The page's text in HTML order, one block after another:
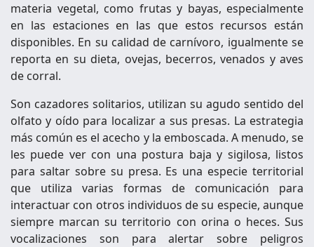
materia vegetal, como frutas y bayas, especialmente
en las estaciones en las que estos recursos están
disponibles. En su calidad de carnívoro, igualmente se
reporta en su dieta, ovejas, becerros, venados y aves
de corral.
Son cazadores solitarios, utilizan su agudo sentido del
olfato y oído para localizar a sus presas. La estrategia
más común es el acecho y la emboscada. A menudo, se
les puede ver con una postura baja y sigilosa, listos
para saltar sobre su presa. Es una especie territorial
que utiliza varias formas de comunicación para
interactuar con otros individuos de su especie, aunque
siempre marcan su territorio con orina o heces. Sus
vocalizaciones son para alertar sobre peligros